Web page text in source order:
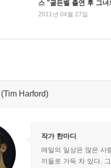
중고차 시장에서 팔지 않는다―
왜 쓸 만한 중고차를 찾기 어
될 수 있을까?―무엇이 주가
어지는 주식. 주가는 술 취
것일까? 주가를 예측하는 일
게임이다―포커, 복잡한 세상
를 칠 때 당신은 무엇을 생각
할 전략을 세우고 있을 것이
스 "골든벨 출연 후 그녀
꿈과 희망을 보여주고
2011년 04월 27일
(Tim Harford)
작가 한마디
매일의 일상은 많은 사
끼들로 가득 차 있다.